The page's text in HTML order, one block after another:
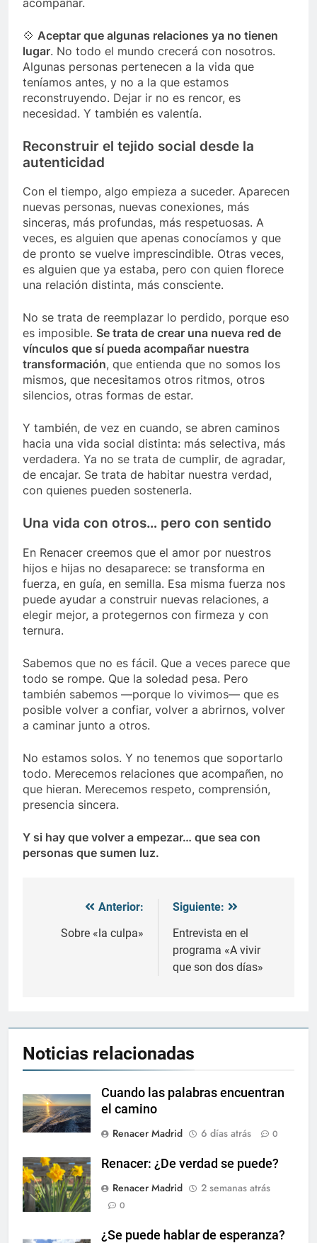
💠 Aceptar que algunas relaciones ya no tienen
lugar. No todo el mundo crecerá con nosotros.
Algunas personas pertenecen a la vida que
teníamos antes, y no a la que estamos
reconstruyendo. Dejar ir no es rencor, es
necesidad. Y también es valentía.
Reconstruir el tejido social desde la
autenticidad
Con el tiempo, algo empieza a suceder. Aparecen
nuevas personas, nuevas conexiones, más
sinceras, más profundas, más respetuosas. A
veces, es alguien que apenas conocíamos y que
de pronto se vuelve imprescindible. Otras veces,
es alguien que ya estaba, pero con quien florece
una relación distinta, más consciente.
No se trata de reemplazar lo perdido, porque eso
es imposible. Se trata de crear una nueva red de
vínculos que sí pueda acompañar nuestra
transformación, que entienda que no somos los
mismos, que necesitamos otros ritmos, otros
silencios, otras formas de estar.
Y también, de vez en cuando, se abren caminos
hacia una vida social distinta: más selectiva, más
verdadera. Ya no se trata de cumplir, de agradar,
de encajar. Se trata de habitar nuestra verdad,
con quienes pueden sostenerla.
Una vida con otros… pero con sentido
En Renacer creemos que el amor por nuestros
hijos e hijas no desaparece: se transforma en
fuerza, en guía, en semilla. Esa misma fuerza nos
puede ayudar a construir nuevas relaciones, a
elegir mejor, a protegernos con firmeza y con
ternura.
Sabemos que no es fácil. Que a veces parece que
todo se rompe. Que la soledad pesa. Pero
también sabemos —porque lo vivimos— que es
posible volver a confiar, volver a abrirnos, volver
a caminar junto a otros.
No estamos solos. Y no tenemos que soportarlo
todo. Merecemos relaciones que acompañen, no
que hieran. Merecemos respeto, comprensión,
presencia sincera.
Y si hay que volver a empezar… que sea con
personas que sumen luz.
Navegación
Anterior:
Sobre «la culpa»
Siguiente:
Entrevista en el
programa «A vivir
que son dos días»
Noticias relacionadas
Cuando las palabras encuentran
el camino
Renacer Madrid
6 días atrás 0
Renacer: ¿De verdad se puede?
Renacer Madrid
2 semanas atrás
0
¿Se puede hablar de esperanza?